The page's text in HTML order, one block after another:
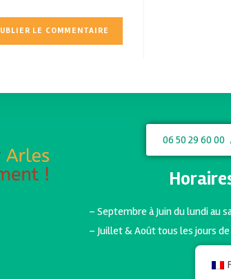
06 50 29 60 00
– Septembre à Juin du lundi au
– Juillet & Août tous les jours de